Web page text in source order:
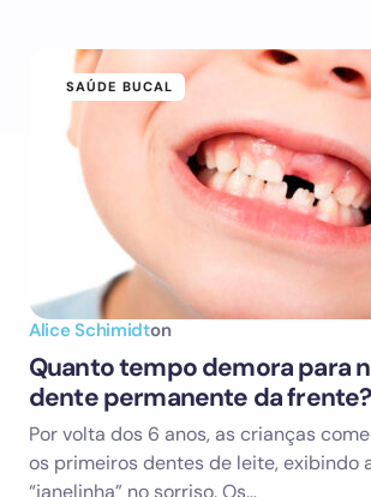
SAÚDE BUCAL
Alice Schimidton
Quanto tempo demora para
dente permanente da frente?
Por volta dos 6 anos, as crianças
os primeiros dentes de leite, exibindo
“janelinha” no sorriso. Os…